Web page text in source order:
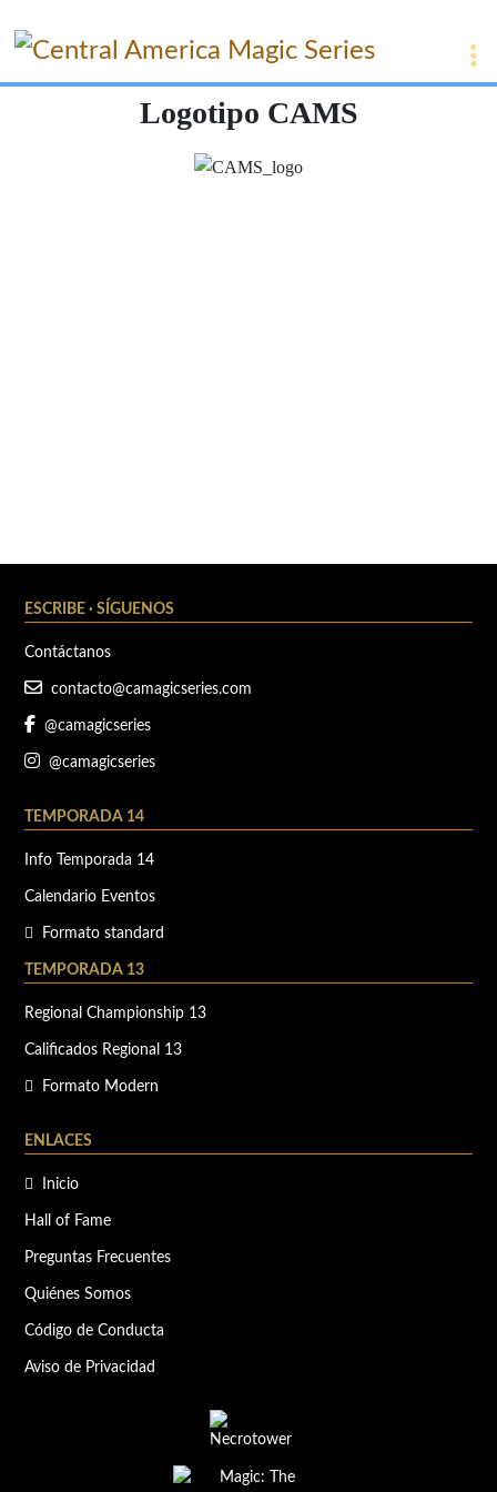
Logotipo CAMS
ENLACES
Inicio
Hall of Fame
Preguntas Frecuentes
Quiénes Somos
Código de Conducta
Aviso de Privacidad
TEMPORADA 14
Info Temporada 14
Calendario Eventos
Formato standard
TEMPORADA 13
Regional Championship 13
Calificados Regional 13
Formato Modern
ESCRIBE · SÍGUENOS
Contáctanos
contacto@camagicseries.com
@camagicseries
@camagicseries